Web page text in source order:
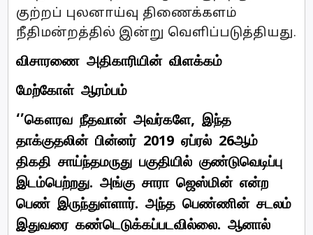
குற்றப் புலனாய்வு திணைக்களம்
நீதிமன்றத்தில் இன்று வெளிப்படுத்தியது.
விசாரணை அதிகாரியின் விளக்கம்
மேற்கோள் ஆரம்பம்
‘’கௌரவ நீதவான் அவர்களே, இந்த
தாக்குதலின் பின்னர் 2019 ஏப்ரல் 26ஆம்
திகதி சாய்ந்தமருது பகுதியில் குண்டுவெடிப்பு
இடம்பெற்றது. அங்கு சாரா ஜெஸ்மின் என்ற
பெண் இருந்துள்ளார். அந்த பெண்ணின் சடலம்
இதுவரை கண்டெடுக்கப்படவில்லை. ஆனால்